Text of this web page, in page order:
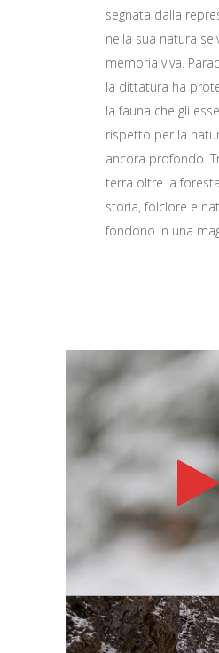
segnata dalla
nella sua natura
memoria viva.
la dittatura ha
la fauna che gli
rispetto per la
ancora profondo.
terra oltre la
storia, folclore e
fondono in una